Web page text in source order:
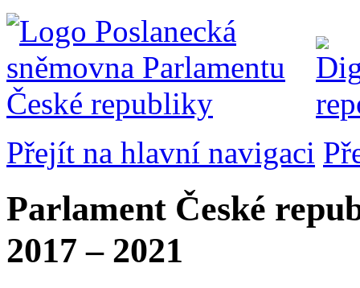
Přejít na hlavní navigaci
Parlament České
2017 – 2021